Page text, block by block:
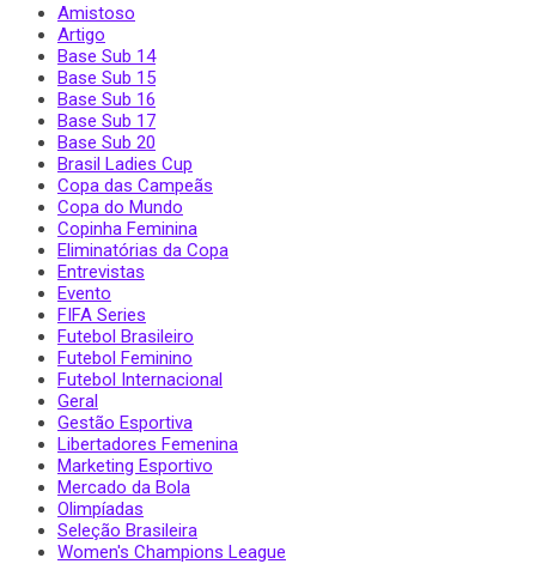
Amistoso
Artigo
Base Sub 14
Base Sub 15
Base Sub 16
Base Sub 17
Base Sub 20
Brasil Ladies Cup
Copa das Campeãs
Copa do Mundo
Copinha Feminina
Eliminatórias da Copa
Entrevistas
Evento
FIFA Series
Futebol Brasileiro
Futebol Feminino
Futebol Internacional
Geral
Gestão Esportiva
Libertadores Femenina
Marketing Esportivo
Mercado da Bola
Olimpíadas
Seleção Brasileira
Women's Champions League